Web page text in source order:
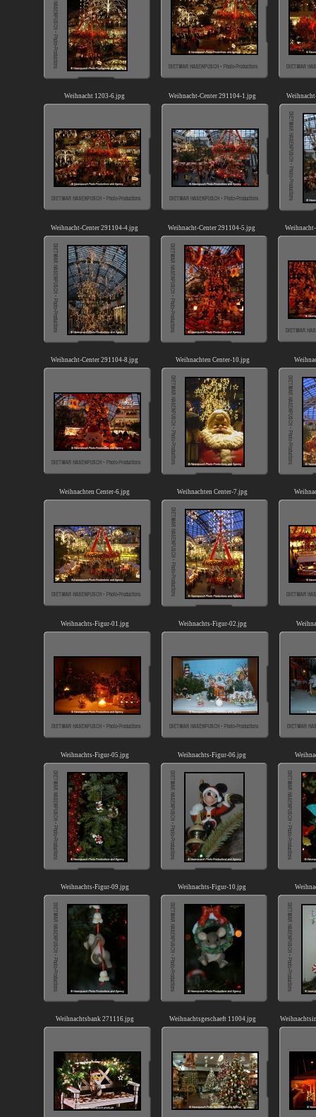
Weihnacht 1203-6.jpg Weihnacht-Center 291104-1.jpg
Weihnacht-Center 291104-4.jpg Weihnacht-Center 291104-5.jpg
Weihnacht-Center 291104-8.jpg Weihnachten Center-10.jpg
Weihnachten Center-6.jpg Weihnachten Center-7.jpg
Weihnachts-Figur-01.jpg Weihnachts-Figur-02.jpg
Weihnachts-Figur-05.jpg Weihnachts-Figur-06.jpg
Weihnachts-Figur-09.jpg Weihnachts-Figur-10.jpg
Weihnachtsbank 271116.jpg Weihnachtsgeschaeft 11004.jpg